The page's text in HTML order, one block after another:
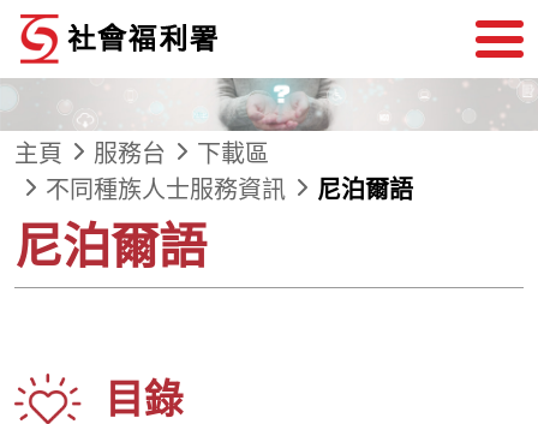
跳到內容
主頁 服務台
下載區
不同種族人士服務資訊
尼泊爾語
尼泊爾語
目錄